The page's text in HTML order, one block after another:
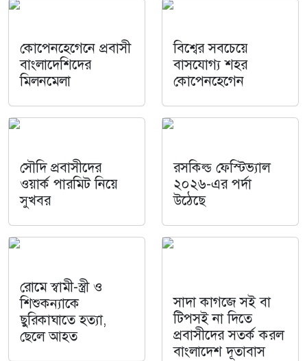
কোপেনহেগেনে প্রবাসী
বাংলাদেশিদের
মিলনমেলা
বিশ্বের সবচেয়ে
বাসযোগ্য শহর
কোপেনহেগেন
সৌদি প্রবাসীদের
ওয়ার্ক পারমিট নিয়ে
সুখবর
রসকিল্ড ফেস্টিভ্যাল
২০২৬-এর পর্দা
উঠেছে
রোমে স্বামী-স্ত্রী ও
শিশুকন্যাকে
ছুরিকাঘাতে হত্যা,
ছেলে আহত
সাদা কাগজে সই বা
টিপসই না দিতে
প্রবাসীদের সতর্ক করল
বাংলাদেশ দূতাবাস